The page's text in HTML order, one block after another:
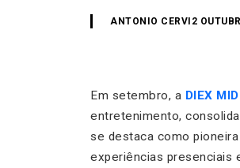
ANTONIO CERVI 2
Em setembro, a DIEX
entretenimento,
se destaca como
experiências presenciais